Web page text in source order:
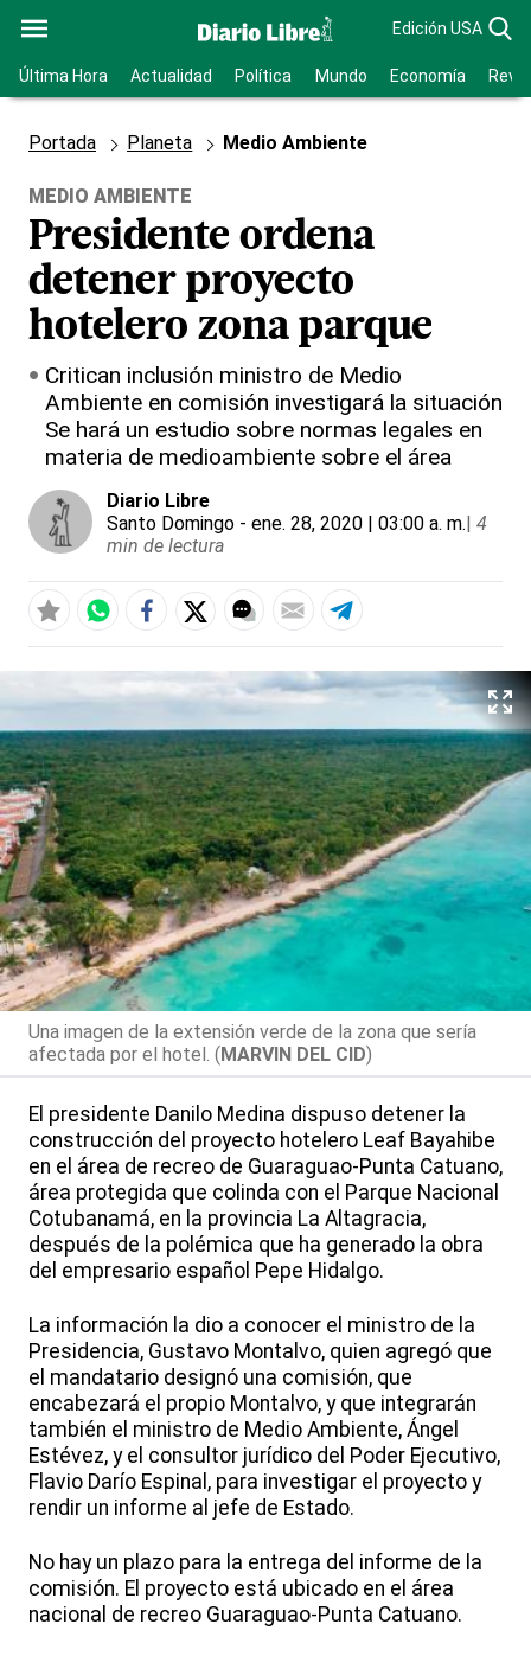
Edición USA
Última Hora Actualidad Política Mundo Economía
Portada Planeta Medio Ambiente
MEDIO AMBIENTE
Presidente ordena
detener proyecto
hotelero zona parque
Critican inclusión ministro de Medio
Ambiente en comisión investigará la situación
Se hará un estudio sobre normas legales en
materia de medioambiente sobre el área
Diario Libre
Santo Domingo - ene. 28, 2020 | 03:00 a. m.| 4
min de lectura
Una imagen de la extensión verde de la zona que sería
afectada por el hotel. (MARVIN DEL CID)
El presidente Danilo Medina dispuso detener la
construcción del proyecto hotelero Leaf Bayahibe
en el área de recreo de Guaraguao-Punta Catuano,
área protegida que colinda con el Parque Nacional
Cotubanamá, en la provincia La Altagracia,
después de la polémica que ha generado la obra
del empresario español Pepe Hidalgo.
La información la dio a conocer el ministro de la
Presidencia, Gustavo Montalvo, quien agregó que
el mandatario designó una comisión, que
encabezará el propio Montalvo, y que integrarán
también el ministro de Medio Ambiente, Ángel
Estévez, y el consultor jurídico del Poder Ejecutivo,
Flavio Darío Espinal, para investigar el proyecto y
rendir un informe al jefe de Estado.
No hay un plazo para la entrega del informe de la
comisión. El proyecto está ubicado en el área
nacional de recreo Guaraguao-Punta Catuano.